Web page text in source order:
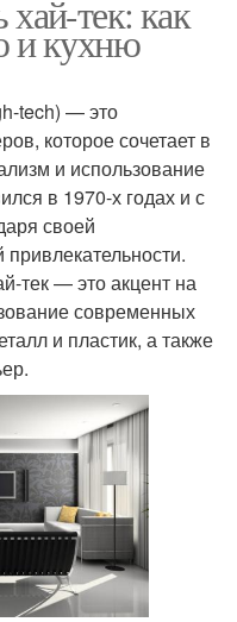
тек: как
и кухню
tech) — это
которое сочетает в
и использование
в 1970-х годах и с
своей
привлекательности.
тек — это акцент на
современных
и пластик, а также